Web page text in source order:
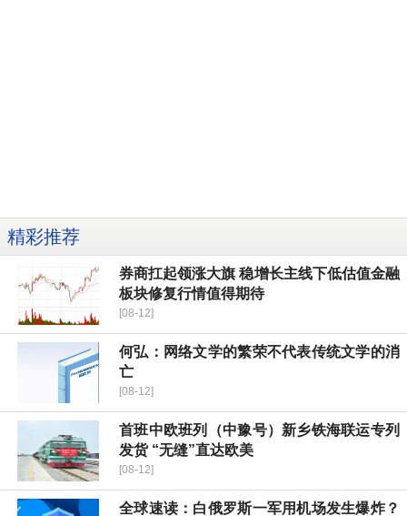
精彩推荐
券商扛起领涨大旗 稳增长主线下低估值金融
板块修复行情值得期待
[08-12]
何弘：网络文学的繁荣不代表传统文学的消
亡
[08-12]
首班中欧班列（中豫号）新乡铁海联运专列
发货 “无缝”直达欧美
[08-12]
全球速读：白俄罗斯一军用机场发生爆炸？